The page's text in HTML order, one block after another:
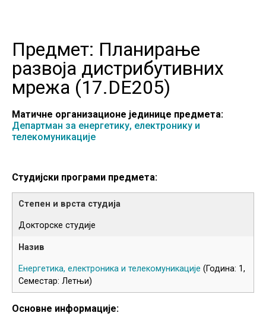
Предмет: Планирање
развоја дистрибутивних
мрежа (17.DE205)
Матичне организационе јединице предмета:
Департман за енергетику, електронику и
телекомуникације
Студијски програми предмета:
Докторске студије
Енергетика, електроника и телекомуникације (Година: 1,
Семестар: Летњи)
Основне информације: